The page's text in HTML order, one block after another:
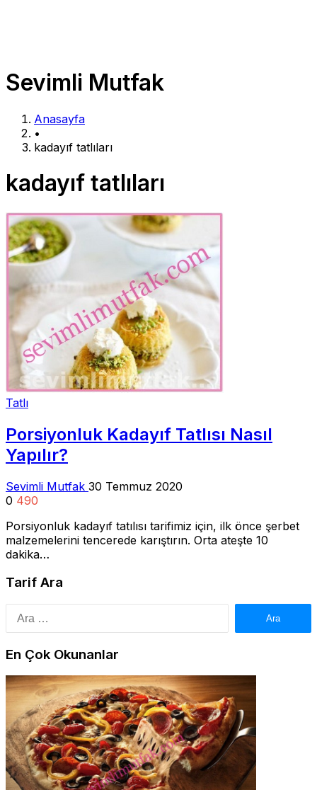
Sevimli Mutfak
Anasayfa
•
kadayıf tatlıları
kadayıf tatlıları
Tatlı
Porsiyonluk Kadayıf Tatlısı Nasıl
Yapılır?
Sevimli Mutfak 30 Temmuz 2020
0 490
Porsiyonluk kadayıf tatılısı tarifimiz için, ilk önce şerbet
malzemelerini tencerede karıştırın. Orta ateşte 10
dakika…
Tarif Ara
En Çok Okunanlar